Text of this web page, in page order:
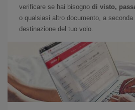
verificare se hai bisogno di visto,
o qualsiasi altro documento, a seconda
destinazione del tuo volo.